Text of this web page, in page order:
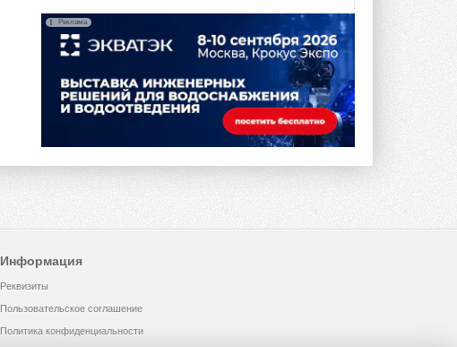
производство холодильной
техники и теплообменного
оборудования
Проект реализует компания «ВЕЗА» ...
Ридан объявил о старте продаж
автоматического
балансировочного клапана
Клапан APT‑R3 производится на заводе
Шумоглушители собственного
производства от компании
TURKOV
Aquatherm Almaty 2026:
ключевая платформа для
Реклама
Информация
Реквизиты
Пользовательское соглашение
Политика конфиденциальности